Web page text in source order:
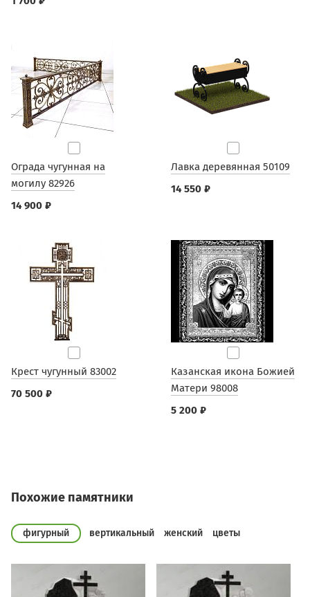
Ограда чугунная на
могилу 82926
14 900 ₽
Лавка деревянная 50109
14 550 ₽
Крест чугунный 83002
70 500 ₽
Казанская икона Божией
Матери 98008
5 200 ₽
Похожие памятники
фигурный вертикальный женский цветы